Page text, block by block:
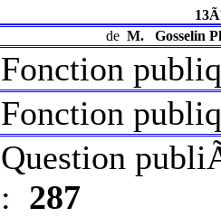
de M. Gosselin
Fonction
Fonction
Question
: 287